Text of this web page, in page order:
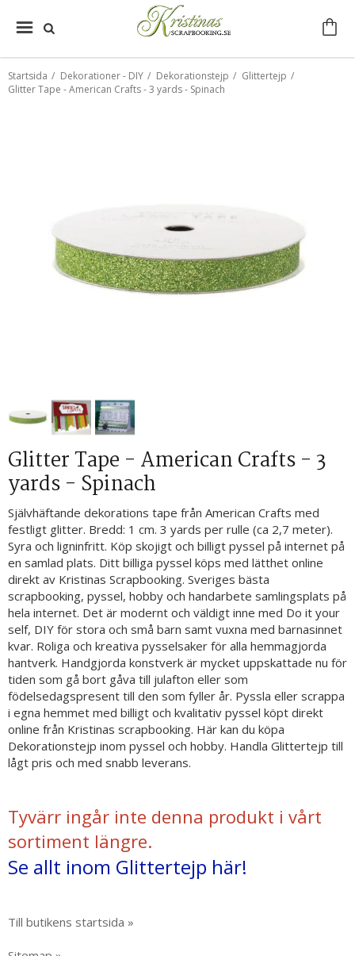
Startsida / Dekorationer - DIY / Dekorationstejp / Glittertejp /
Glitter Tape - American Crafts - 3 yards - Spinach
Glitter Tape - American Crafts - 3
yards - Spinach
Självhäftande dekorations tape från American Crafts med
festligt glitter. Bredd: 1 cm. 3 yards per rulle (ca 2,7 meter).
Syra och ligninfritt. Köp skojigt och billigt pyssel på internet på
en samlad plats. Ditt billiga pyssel köps med lätthet online
direkt av Kristinas Scrapbooking. Sveriges bästa
scrapbooking, pyssel, hobby och handarbete samlingsplats på
hela internet. Det är modernt och väldigt inne med Do it your
self, DIY för stora och små barn samt vuxna med barnasinnet
kvar. Roliga och kreativa pysselsaker för alla hemmagjorda
hantverk. Handgjorda konstverk är mycket uppskattade nu för
tiden som gå bort gåva till julafton eller som
födelsedagspresent till den som fyller år. Pyssla eller scrappa
i egna hemmet med billigt och kvalitativ pyssel köpt direkt
online från Kristinas scrapbooking. Här kan du köpa
Dekorationstejp inom pyssel och hobby. Handla Glittertejp till
lågt pris och med snabb leverans.
Tyvärr ingår inte denna produkt i vårt
sortiment längre.
Se allt inom Glittertejp här!
Till butikens startsida »